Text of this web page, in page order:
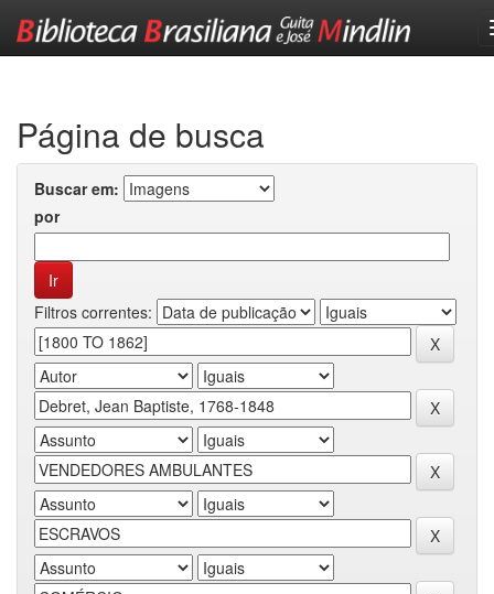
Página de busca
Buscar em:
por
Filtros correntes: